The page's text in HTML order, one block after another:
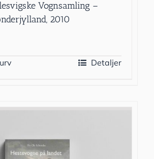
Vognsamling –
2010
Detaljer